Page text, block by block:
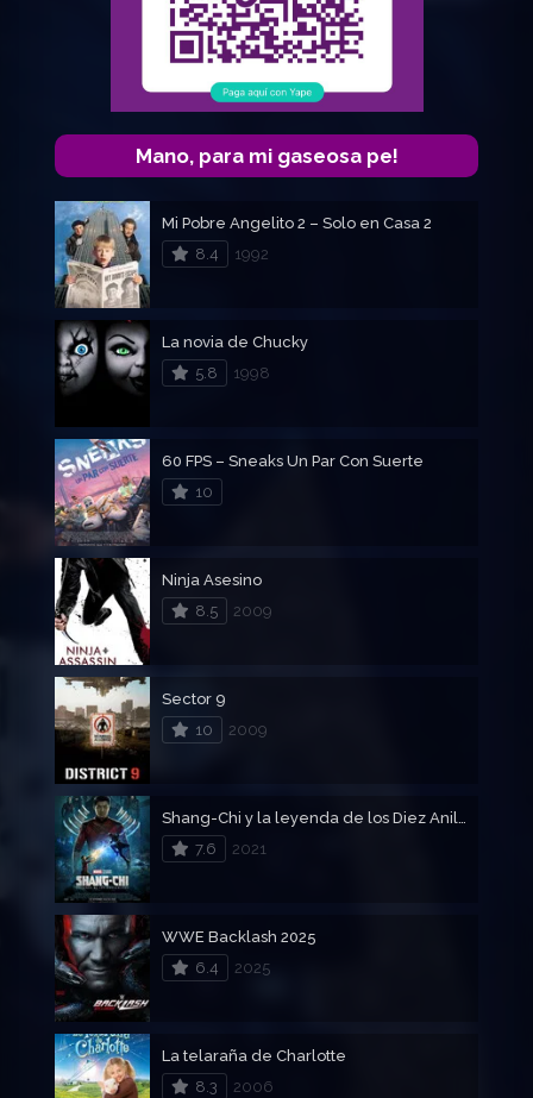
Mano, para mi gaseosa pe!
Mi Pobre Angelito 2 – Solo en Casa 2
8.4
1992
La novia de Chucky
5.8
1998
60 FPS – Sneaks Un Par Con Suerte
10
Ninja Asesino
8.5
2009
Sector 9
10
2009
Shang-Chi y la leyenda de los Diez Anillos
7.6
2021
WWE Backlash 2025
6.4
2025
La telaraña de Charlotte
8.3
2006